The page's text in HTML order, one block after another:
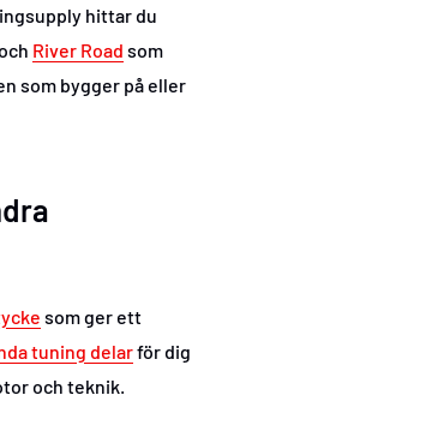
hittar du
River Road som
som bygger på eller
som ger ett
tuning delarför dig
och teknik.